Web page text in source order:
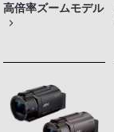
高倍率ズームモデル